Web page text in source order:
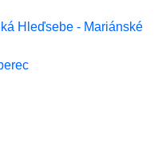
Hleďsebe - Mariánské